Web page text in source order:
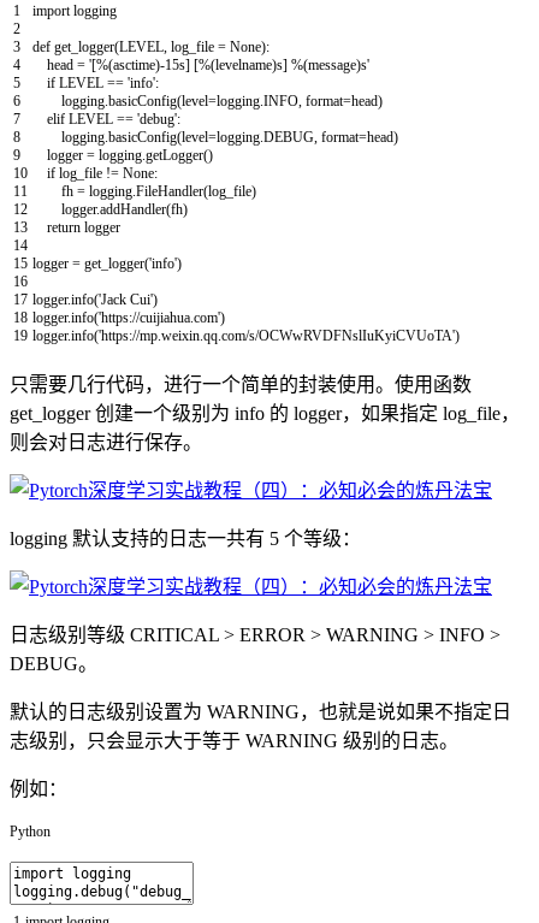
1
2
3
4
5
6
7
8
9
10
11
12
13
14
15
16
17
18
19
import logging
def get_logger(LEVEL log_file = None):
head = '[%(asctime)-15s] [%(levelname)s] %(message)s'
if LEVEL == 'info':
logging basicConfig(level=logging INFO format=head)
elif LEVEL == 'debug':
logging basicConfig(level=logging DEBUG format=head)
logger = logging getLogger()
if log_file != None:
fh = logging FileHandler(log_file)
logger.addHandler(fh)
return logger
logger = get_logger('info')
logger.info('Jack Cui')
logger.info('https://cuijiahua.com')
logger.info('https://mp.weixin.qq.com/s/OCWwRVDFNslIuKyiCVUoTA')
只需要几行代码，进行一个简单的封装使用。使用函数
get_logger 创建一个级别为 info 的 logger，如果指定 log_file，
则会对日志进行保存。
logging 默认支持的日志一共有 5 个等级：
日志级别等级 CRITICAL > ERROR > WARNING > INFO >
DEBUG。
默认的日志级别设置为 WARNING，也就是说如果不指定日
志级别，只会显示大于等于 WARNING 级别的日志。
例如：
Python